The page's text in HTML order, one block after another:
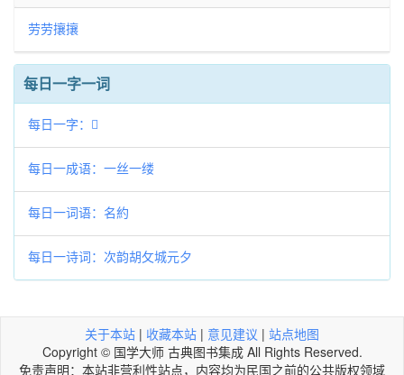
劳劳攘攘
每日一字一词
每日一字：𨠾
每日一成语：一丝一缕
每日一词语：名約
每日一诗词：次韵胡攵城元夕
关于本站 | 收藏本站 | 意见建议 | 站点地图
Copyright © 国学大师 古典图书集成 All Rights Reserved.
免责声明：本站非营利性站点，内容均为民国之前的公共版权领域